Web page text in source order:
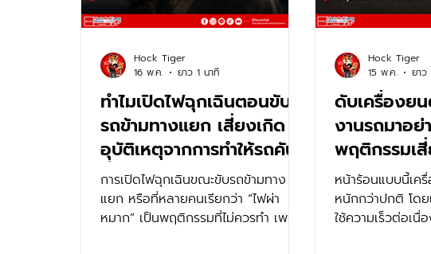
ทำไมเปิดไฟฉุกเฉินตอนขับ
รถข้ามทางแยก เสี่ยงเกิด
อุบัติเหตุจากการทำให้รถคัน
อื่นเข้าใจผิดได้?
การเปิดไฟฉุกเฉินขณะขับรถข้ามทาง
แยก หรือที่หลายคนเรียกว่า “ไฟผ่า
หมาก” เป็นพฤติกรรมที่ไม่ควรทำ เพราะ
Hock Tiger
16 พ.ค.
ยาว 1 นาที
ดับเครื่องย
งานรถมาอ
พฤติกรรมเสี่
ควรมองข้าม
หน้าร้อนแบบนี้เครื่
หนักกว่าปกติ โดย
ใช้ความเร็วต่อเนื่
Hock Tiger
15 พ.ค.
ยาว